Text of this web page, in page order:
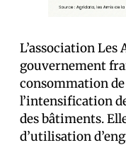
L’association Les
gouvernement
consommation de
l’intensification
des bâtiments.
d’utilisation